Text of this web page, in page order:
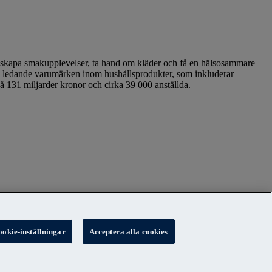
smakupplevelser, ta hand om kläder och få en hälsosammare
varumärken inom hushållsprodukter, som inkluderar
miljarder kronor och cirka 39 000 anställda.
inställningar Acceptera alla cookies